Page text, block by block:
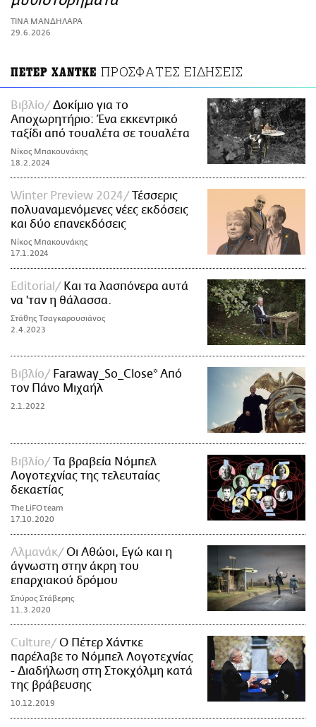
ΑΜΠΑ
PRINT
ΤΙΝΑ ΜΑΝΔΗΛΑΡΑ
29.6.2026
ΠΕΤΕΡ ΧΑΝΤΚΕ ΠΡΟΣΦΑΤΕΣ ΕΙΔΗΣΕΙΣ
Βιβλίο
Δοκίμιο για το
Αποχωρητήριο: Ένα εκκεντρικό
ταξίδι από τουαλέτα σε τουαλέτα
Νίκος Μπακουνάκης
18.2.2024
Winter Preview 2024
Τέσσερις
πολυαναμενόμενες νέες εκδόσεις
και δύο επανεκδόσεις
Νίκος Μπακουνάκης
17.1.2024
Εditorial
Και τα λασπόνερα αυτά
να 'ταν η θάλασσα.
Στάθης Τσαγκαρουσιάνος
2.4.2023
Βιβλίο
Faraway_So_Close* Aπό
τον Πάνο Μιχαήλ
2.1.2022
Βιβλίο
Τα βραβεία Νόμπελ
Λογοτεχνίας της τελευταίας
δεκαετίας
The LiFO team
17.10.2020
Αλμανάκ
Οι Αθώοι, Εγώ και η
άγνωστη στην άκρη του
επαρχιακού δρόμου
Σπύρος Στάβερης
11.3.2020
Culture
Ο Πέτερ Χάντκε
παρέλαβε το Νόμπελ Λογοτεχνίας
- Διαδήλωση στη Στοκχόλμη κατά
της βράβευσης
10.12.2019